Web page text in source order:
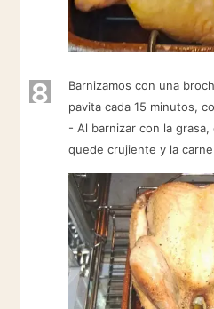
8
Barnizamos con una
pavita cada 15 minutos,
- Al barnizar con la
quede crujiente y la